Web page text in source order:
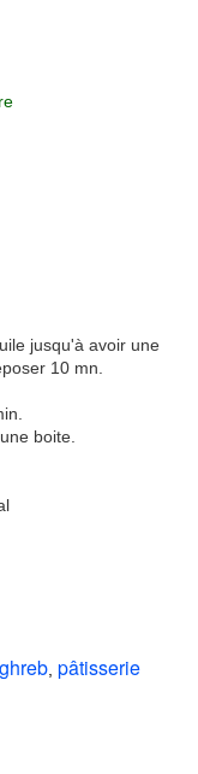
jusqu'à avoir une
10 mn.
boite.
pâtisserie